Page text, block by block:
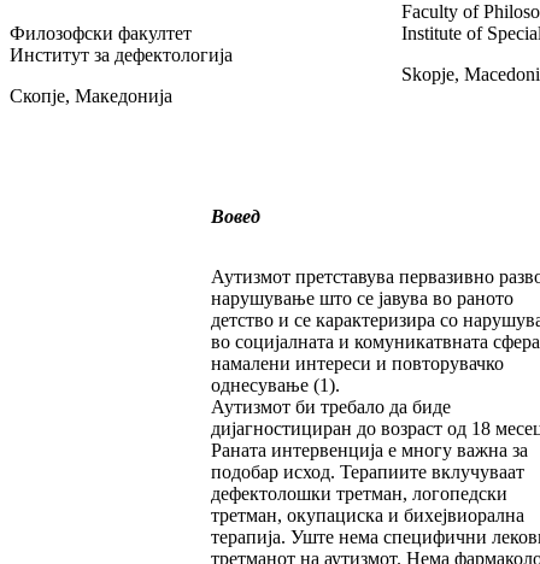
Филозофски факултет
Институт за дефектологија
Скопје, Македонија
Faculty of
Institute of
Skopje,
Вовед
Аутизмот претставува первазивно
нарушување што се јавува во раното
детство и се карактеризира со
во социјалната и комуникатвната
намалени интереси и повторувачко
однесување (1).
Аутизмот би требало да биде
дијагностициран до возраст од 18
Раната интервенција е многу важна за
подобар исход. Терапиите вклучуваат
дефектолошки третман, логопедски
третман, окупациска и бихејвиорална
терапија. Уште нема специфични
третманот на аутизмот. Нема